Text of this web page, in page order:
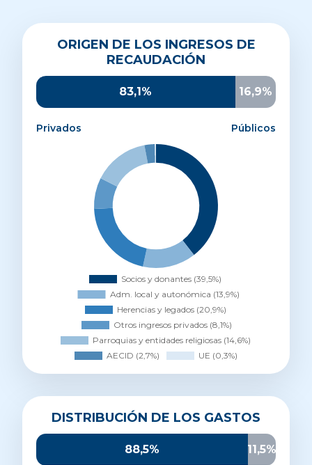
ORIGEN DE LOS INGRESOS DE
RECAUDACIÓN
83,1% 16,9%
Privados Públicos
Origen de los ingresos de recaudación
Socios y donantes
Administración local y autonómica 13,9%
Herencias y legados
20,9%
Otros ingresos privados
8,1%
Parroquias y entidades religiosas
14,6%
DISTRIBUCIÓN DE LOS GASTOS
88,5% 11,5%
Distribución de los gastos
Proyectos de desarrollo
82,5%